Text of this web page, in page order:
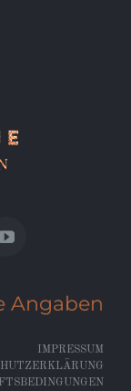
Angaben
IMPRESSUM